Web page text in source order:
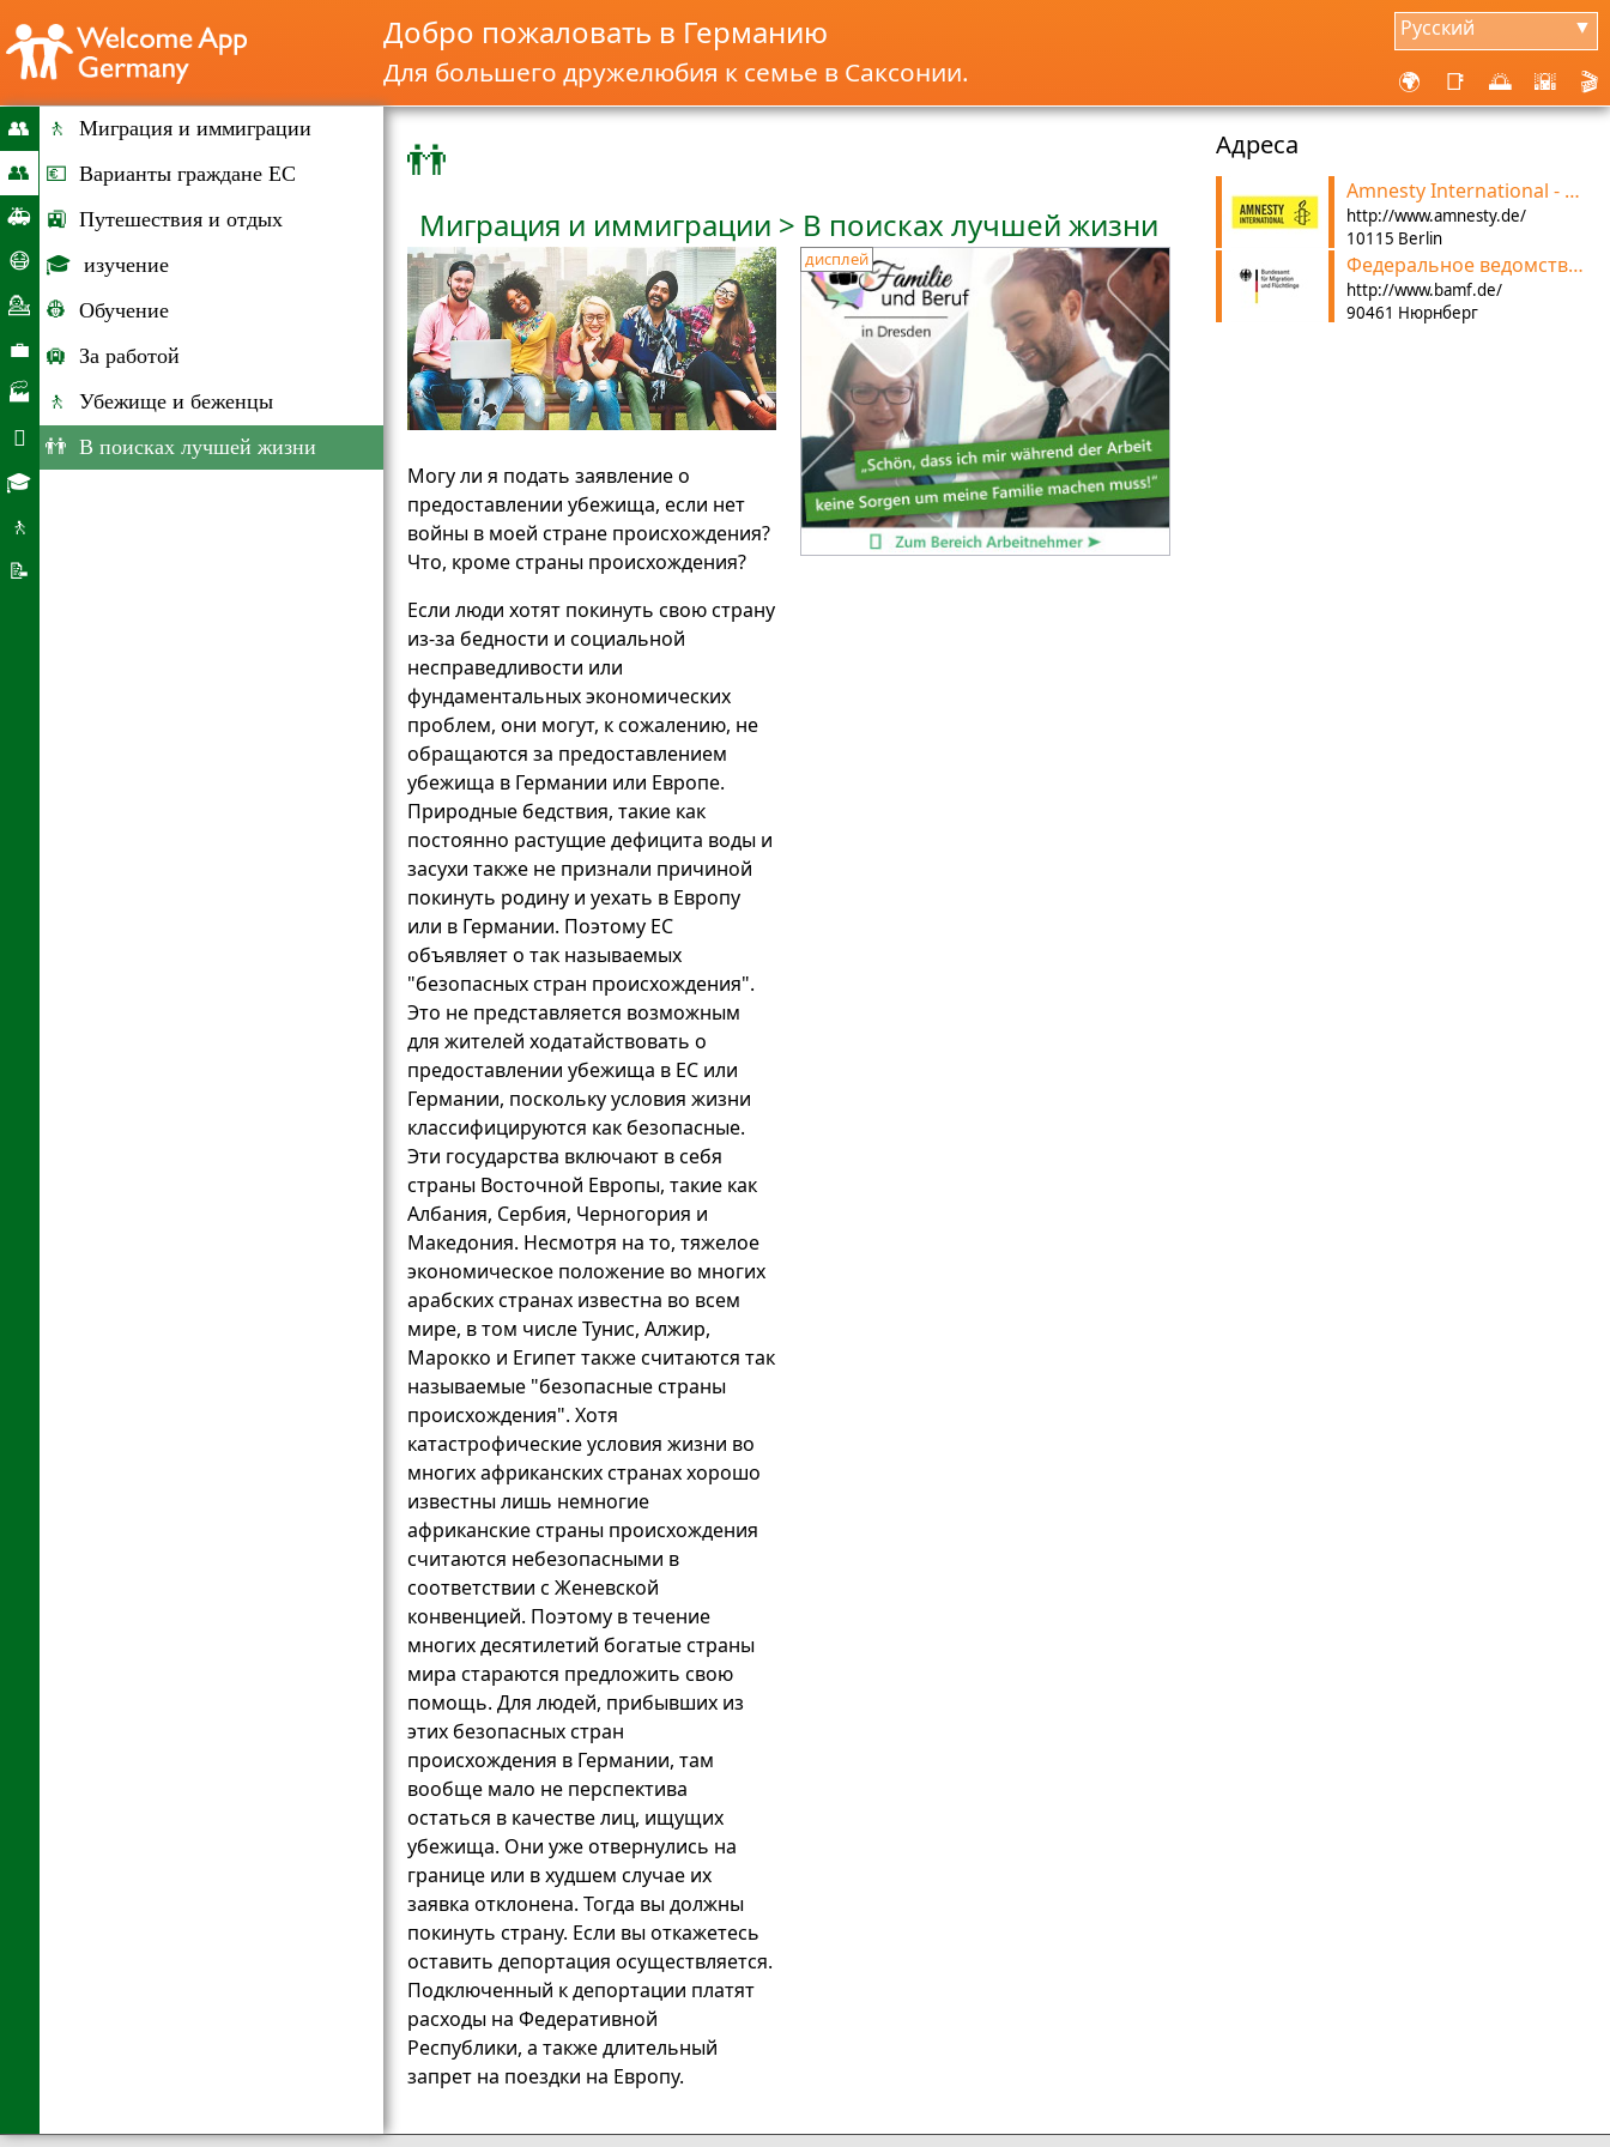
Русский ▼
Добро пожаловать в Германию
Для большего дружелюбия к семье в Саксонии. 🌍 📑 🌅 🌇 🎬
👥
запуск
👥
Миграция
иммиграции
🚑
Чрезвычайные
ситуации
😷
Корона-
💁
Консультирование
💼
Рынок
труда
🏭
Компании

Повседневная
🎓
Возможности
получения
образования
🚶
Система
📝
🚶
Миграция и иммиграции
💶 Варианты граждане ЕС
🚉 Путешествия и отдых
🎓 изучение
👷 Обучение
🛄 За работой
🚶
Убежище и беженцы
👬 В поисках лучшей жизни
👬
Миграция и иммиграции > В поисках лучшей жизни
Могу ли я подать заявление о
предоставлении убежища, если нет
войны в моей стране происхождения?
Что, кроме страны происхождения?
Если люди хотят покинуть свою страну
из-за бедности и социальной
несправедливости или
фундаментальных экономических
проблем, они могут, к сожалению, не
обращаются за предоставлением
убежища в Германии или Европе.
Природные бедствия, такие как
постоянно растущие дефицита воды и
засухи также не признали причиной
покинуть родину и уехать в Европу
или в Германии. Поэтому ЕС
объявляет о так называемых
"безопасных стран происхождения".
Это не представляется возможным
для жителей ходатайствовать о
предоставлении убежища в ЕС или
Германии, поскольку условия жизни
классифицируются как безопасные.
Эти государства включают в себя
страны Восточной Европы, такие как
Албания, Сербия, Черногория и
Македония. Несмотря на то, тяжелое
экономическое положение во многих
арабских странах известна во всем
мире, в том числе Тунис, Алжир,
Марокко и Египет также считаются так
называемые "безопасные страны
происхождения". Хотя
катастрофические условия жизни во
многих африканских странах хорошо
известны лишь немногие
африканские страны происхождения
считаются небезопасными в
соответствии с Женевской
конвенцией. Поэтому в течение
многих десятилетий богатые страны
мира стараются предложить свою
помощь. Для людей, прибывших из
этих безопасных стран
происхождения в Германии, там
вообще мало не перспектива
остаться в качестве лиц, ищущих
убежища. Они уже отвернулись на
границе или в худшем случае их
заявка отклонена. Тогда вы должны
покинуть страну. Если вы откажетесь
оставить депортация осуществляется.
Подключенный к депортации платят
расходы на Федеративной
Республики, а также длительный
запрет на поездки на Европу.
дисплей
Aдреса
Amnesty International - Раздел Федеративной Республики Германия
http://www.amnesty.de/
10115 Berlin
Федеральное ведомство по вопросам миграции и беженцев
http://www.bamf.de/
90461 Нюрнберг